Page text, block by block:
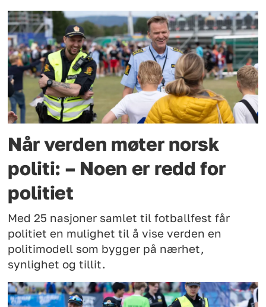
Når verden møter norsk
politi: – Noen er redd for
politiet
Med 25 nasjoner samlet til fotballfest får
politiet en mulighet til å vise verden en
politimodell som bygger på nærhet,
synlighet og tillit.